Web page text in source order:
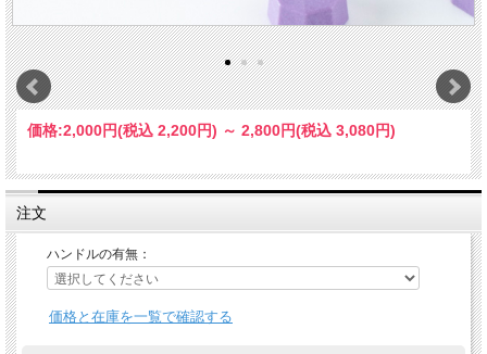
価格:2,000円(税込 2,200円) ～ 2,800円(税込 3,080円)
注文
ハンドルの有無：
価格と在庫を一覧で確認する